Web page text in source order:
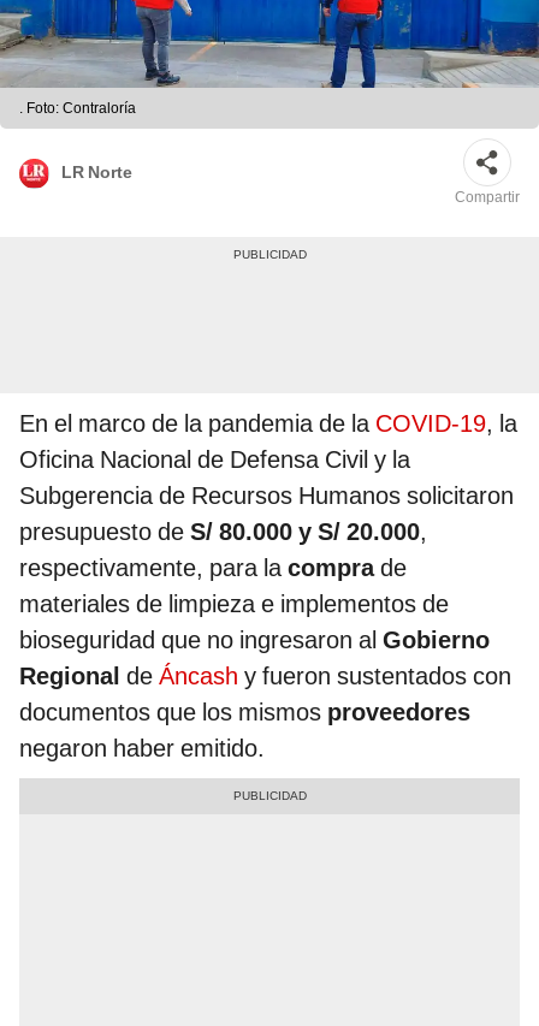
. Foto: Contraloría
LR Norte
Compartir
En el marco de la pandemia de la COVID-19, la
Oficina Nacional de Defensa Civil y la
Subgerencia de Recursos Humanos solicitaron
presupuesto de S/ 80.000 y S/ 20.000,
respectivamente, para lacomprade
materiales de limpieza e implementos de
bioseguridad que no ingresaron al Gobierno
Regional de Áncash y fueron sustentados con
documentos que los mismos proveedores
negaron haber emitido.